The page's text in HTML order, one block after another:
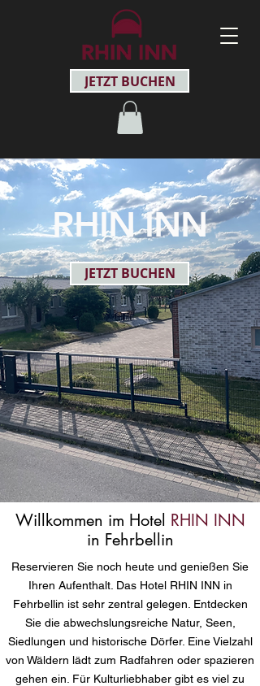
JETZT BUCHEN
RHIN INN
JETZT BUCHEN
Willkommen im Hotel RHIN INN
in Fehrbellin
Reservieren Sie noch heute und genießen Sie
Ihren Aufenthalt. Das Hotel RHIN INN in
Fehrbellin ist sehr zentral gelegen. Entdecken
Sie die abwechslungsreiche Natur, Seen,
Siedlungen und historische Dörfer. Eine Vielzahl
von Wäldern lädt zum Radfahren oder spazieren
gehen ein. Für Kulturliebhaber gibt es viel zu